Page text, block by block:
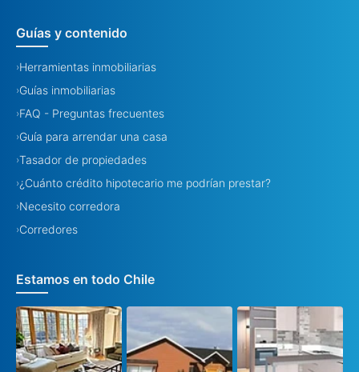
Guías y contenido
›Herramientas inmobiliarias
›Guías inmobiliarias
›FAQ - Preguntas frecuentes
›Guía para arrendar una casa
›Tasador de propiedades
›¿Cuánto crédito hipotecario me podrían prestar?
›Necesito corredora
›Corredores
Estamos en todo Chile